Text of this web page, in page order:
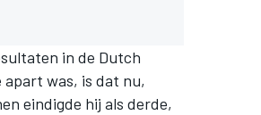
in de Dutch
apart was, is dat nu,
eindigde hij als derde,